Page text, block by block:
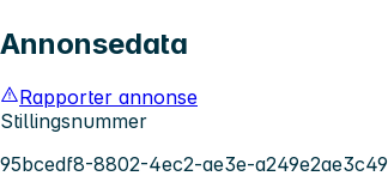
Annonsedata
Rapporter annonse
Stillingsnummer
95bcedf8-8802-4ec2-ae3e-a249e2ae3c49